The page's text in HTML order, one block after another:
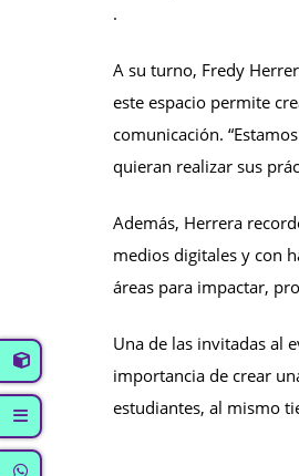
.
A su turno, Fredy
este espacio permite
comunicación.
quieran realizar sus
Además, Herrera
medios digitales y con
áreas para impactar,
Una de las invitadas al
importancia de crear
estudiantes, al mismo